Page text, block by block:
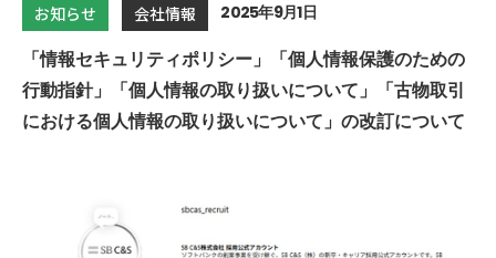
お知らせ 会社情報 2025年9月1日
「情報セキュリティポリシー」「個人情報保護のための
行動指針」「個人情報の取り扱いについて」「古物取引
における個人情報の取り扱いについて」の改訂について